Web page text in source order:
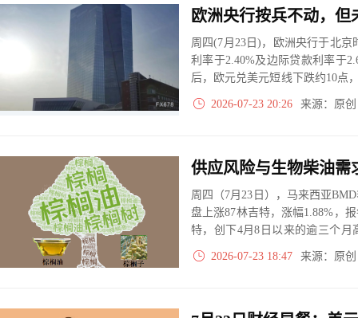
周四(7月23日)，欧洲央行于北京
利率于2.40%及边际贷款利率于
后，欧元兑美元短线下跌约10点
体市场反应较为温和。
2026-07-23 20:26 来源：原
供应风险与生物柴油需
周四（7月23日），马来西亚
盘上涨87林吉特，涨幅1.88%，
特，创下4月8日以来的逾三个
价的双重叙事中，多头资金集中
2026-07-23 18:47 来源：原